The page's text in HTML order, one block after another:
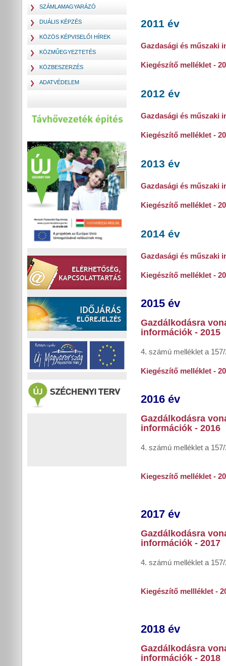
SZÁMLAMAGYARÁZÓ
DUÁLIS KÉPZÉS
KÖZÖS KÉPVISELŐI HÍREK
KÖZMŰEGYEZTETÉS
KÖZBESZERZÉS
ADATVÉDELEM
2011 év
Gazdasági és műszaki
Kiegészítő melléklet -
2012 év
Gazdasági és műszaki
Kiegészítő melléklet -
2013 év
Gazdasági és műszaki
Kiegészítő melléklet -
2014 év
Gazdasági és műszaki
Kiegészítő melléklet -
2015 év
Gazdálkodásra
információk - 2015
4. számú melléklet a
Kiegészítő melléklet -
2016 év
Gazdálkodásra
információk - 2016
4. számú melléklet a
Kiegeszítő melléklet -
2017 év
Gazdálkodásra
információk - 2017
4. számú melléklet a
Kiegészítő mellléklet -
2018 év
Gazdálkodásra
információk - 2018